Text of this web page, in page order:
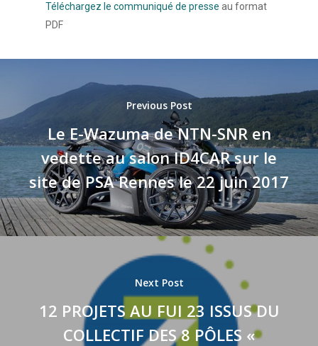
Téléchargez le communiqué de presse au format
PDF
Previous Post
Le E-Wazuma de NTN-SNR en
vedette au salon ID4CAR sur le
site de PSA Rennes le 22 juin 2017
Next Post
12 PROJETS AU FUI 23 ISSUS DU
COLLECTIF DES 8 PÔLES «